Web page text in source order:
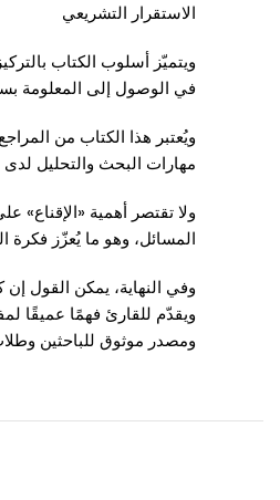
الاستقرار التشريعي
ويتميّز أسلوب الكتاب
في الوصول إلى المعلومة
ويُعتبر هذا الكتاب من
مهارات البحث والتحليل لدى
ولا تقتصر أهمية «الإقناع»
المسائل، وهو ما يُعزّز فكرة
وفي النهاية، يمكن القول
ويقدّم للقارئ فهمًا عميقًا
ومصدر موثوق للباحثين